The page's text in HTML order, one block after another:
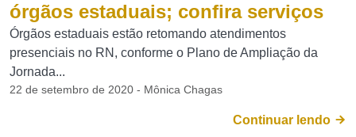
órgãos estaduais; confira serviços
Órgãos estaduais estão retomando atendimentos
presenciais no RN, conforme o Plano de Ampliação da
Jornada...
22 de setembro de 2020 - Mônica Chagas
Continuar lendo